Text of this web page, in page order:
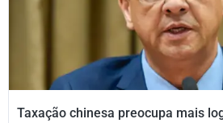
Taxação chinesa preocupa mais